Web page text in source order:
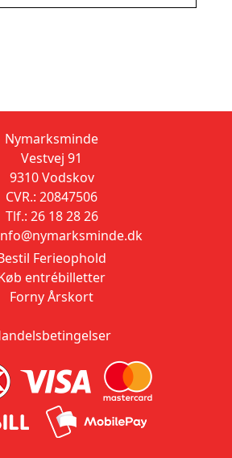
Nymarksminde
Vestvej 91
9310 Vodskov
CVR.: 20847506
Tlf.: 26 18 28 26
Ferieophold
entrébilletter
Forny Årskort